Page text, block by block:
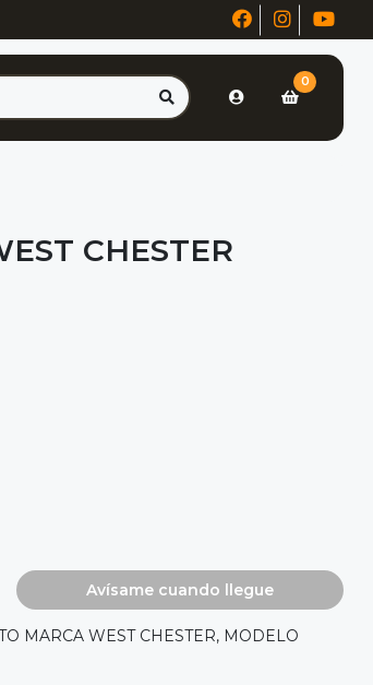
0
CHESTER
Avísame cuando llegue
MARCA WEST CHESTER, MODELO